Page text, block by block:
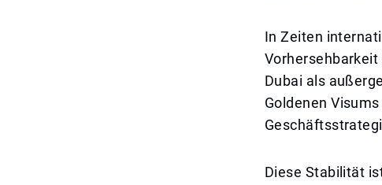
In Zeiten
Dubai als
Goldenen
Diese Stabilität